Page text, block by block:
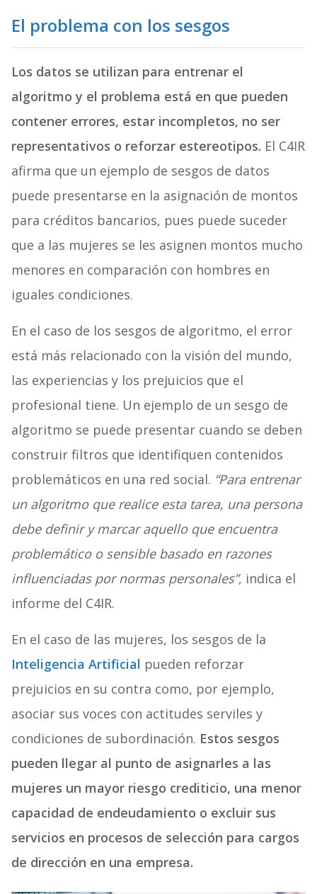
El problema con los sesgos
Los datos se utilizan para entrenar el
algoritmo y el problema está en que pueden
contener errores, estar incompletos, no ser
representativos o reforzar estereotipos. El C4IR
afirma que un ejemplo de sesgos de datos
puede presentarse en la asignación de montos
para créditos bancarios, pues puede suceder
que a las mujeres se les asignen montos mucho
menores en comparación con hombres en
iguales condiciones.
En el caso de los sesgos de algoritmo, el error
está más relacionado con la visión del mundo,
las experiencias y los prejuicios que el
profesional tiene. Un ejemplo de un sesgo de
algoritmo se puede presentar cuando se deben
construir filtros que identifiquen contenidos
problemáticos en una red social. “Para entrenar
un algoritmo que realice esta tarea, una persona
debe definir y marcar aquello que encuentra
problemático o sensible basado en razones
influenciadas por normas personales”, indica el
informe del C4IR.
En el caso de las mujeres, los sesgos de la
Inteligencia Artificial pueden reforzar
prejuicios en su contra como, por ejemplo,
asociar sus voces con actitudes serviles y
condiciones de subordinación. Estos sesgos
pueden llegar al punto de asignarles a las
mujeres un mayor riesgo crediticio, una menor
capacidad de endeudamiento o excluir sus
servicios en procesos de selección para cargos
de dirección en una empresa.